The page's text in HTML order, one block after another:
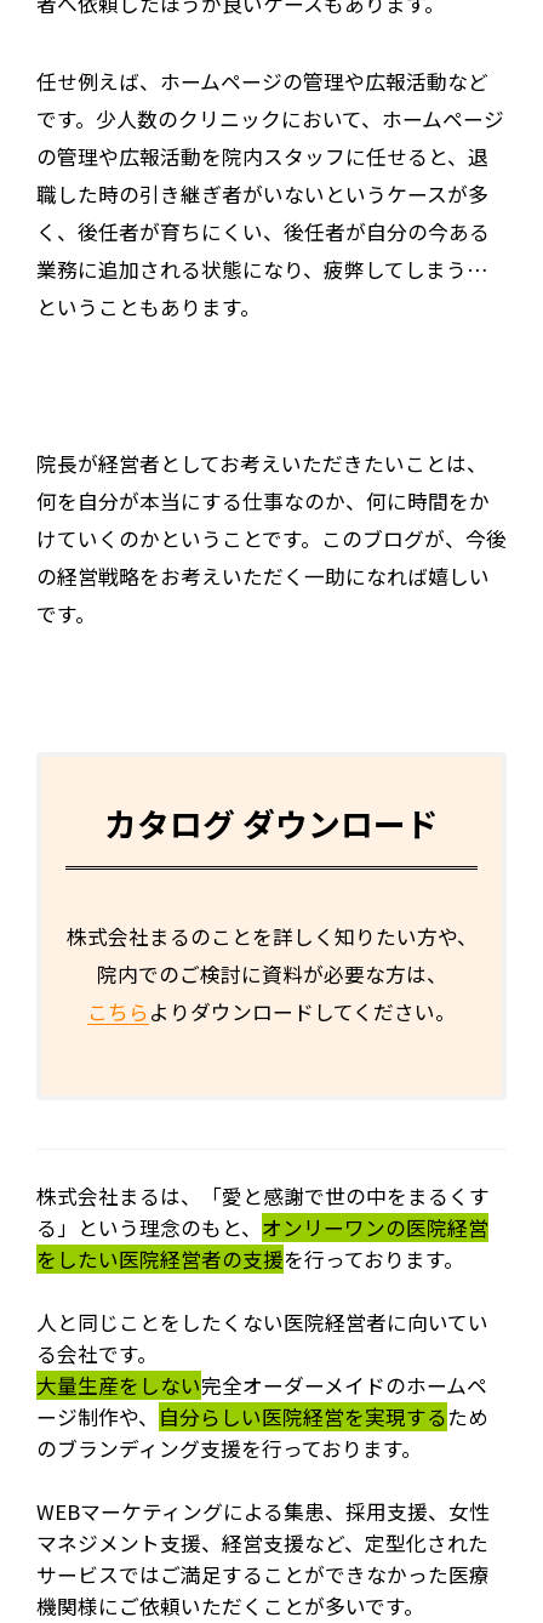
任せ例えば、ホームページの管理や広報活動など
です。少人数のクリニックにおいて、ホームページ
の管理や広報活動を院内スタッフに任せると、退
職した時の引き継ぎ者がいないというケースが多
く、後任者が育ちにくい、後任者が自分の今ある
業務に追加される状態になり、疲弊してしまう…
ということもあります。
院長が経営者としてお考えいただきたいことは、
何を自分が本当にする仕事なのか、何に時間をか
けていくのかということです。このブログが、今後
の経営戦略をお考えいただく一助になれば嬉しい
です。
カタログ ダウンロード
株式会社まるのことを詳しく知りたい方や、
院内でのご検討に資料が必要な方は、
こちらよりダウンロードしてください。
株式会社まるは、「愛と感謝で世の中をまるくす
る」という理念のもと、 オンリーワンの医院経営
をしたい医院経営者の支援を行っております。
人と同じことをしたくない医院経営者に向いてい
る会社です。
大量生産をしない完全オーダーメイドのホームペ
ージ制作や、 自分らしい医院経営を実現するため
のブランディング支援を行っております。
WEBマーケティングによる集患、採用支援、女性
マネジメント支援、経営支援など、定型化された
サービスではご満足することができなかった医療
機関様にご依頼いただくことが多いです。